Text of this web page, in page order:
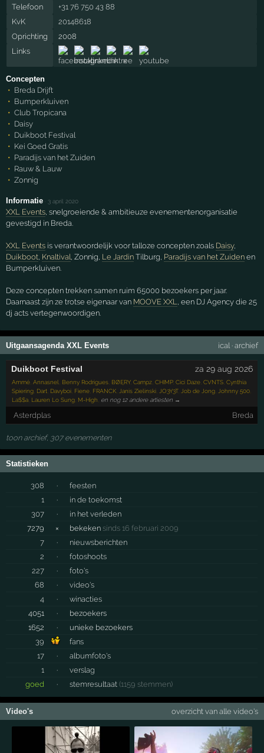
Telefoon
+31 76 750 43 88
KvK
20148618
Oprichting
2008
Links
Concepten
Breda Drijft
Bumperkluiven
Club Tropicana
Daisy
Duikboot Festival
Kei Goed Gratis
Paradijs van het Zuiden
Rauw & Lauw
Zonnig
Informatie 3 april 2020
XXL Events , snelgroeiende & ambitieuze evenementenorganisatie
gevestigd in Breda.
XXL Events is verantwoordelijk voor talloze concepten zoals Daisy,
Duikboot Knaltival , Zonnig, Le Jardin Tilburg, Paradijs van het Zuiden en
Bumperkluiven.
Deze concepten trekken samen ruim 65000 bezoekers per jaar.
Daarnaast zijn ze trotse eigenaar van MOOVE XXL
, een DJ Agency die 25
dj acts vertegenwoordigen.
Uitgaansagenda XXL Events ical · archief
Duikboot Festival za 29 aug 2026
Ammé ,Annasnel Benny Rodrigues BØĘRY,Campz ,CHIMP,Cici Daze ,CVNTS ,Cynthia
Spiering Dart Davyboi Fiene FRANCK Janis Zielinski JO3Y3T, Job de Jong Johnny 500
La$$a Lauren Lo Sung M-High en nog 12 andere artiesten →
Asterdplas Breda
toon archief, 307 evenementen
Statistieken
308 ·
feesten
1
·
in de toekomst
307
·
in het verleden
7279
× bekeken sinds 16 februari 2009
7
·
nieuwsberichten
2
·
fotoshoots
227
·
foto's
68
·
video's
4
·
winacties
4051
·
bezoekers
1652
·
unieke bezoekers
39
fans
17
·
albumfoto's
1
·
verslag
goed
· stemresultaat (1159 stemmen)
Video's overzicht van alle video's